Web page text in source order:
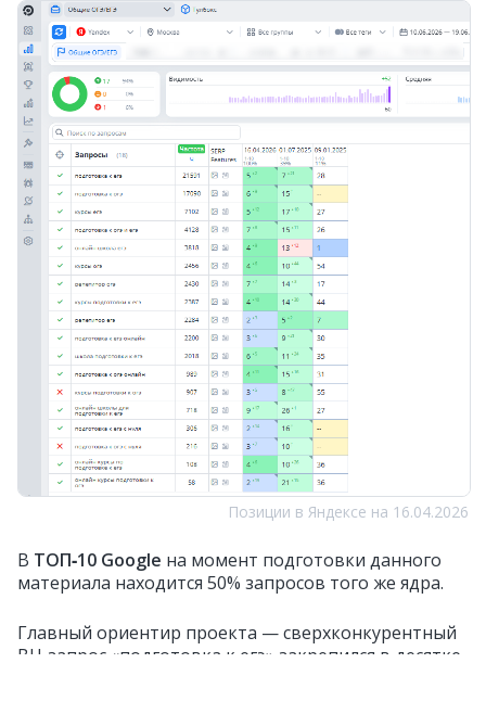
Позиции в Яндексе на 16.04.2026
В ТОП‑10 Google на момент подготовки данного
материала находится 50% запросов того же ядра.
Главный ориентир проекта — сверхконкурентный
ВЧ‑запрос «подготовка к егэ» закрепился в десятке